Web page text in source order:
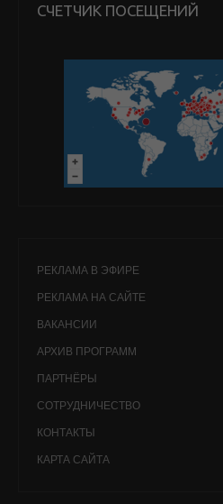
СЧЕТЧИК ПОСЕЩЕНИЙ
РЕКЛАМА В ЭФИРЕ
РЕКЛАМА НА САЙТЕ
ВАКАНСИИ
АРХИВ ПРОГРАММ
ПАРТНЁРЫ
СОТРУДНИЧЕСТВО
КОНТАКТЫ
КАРТА САЙТА